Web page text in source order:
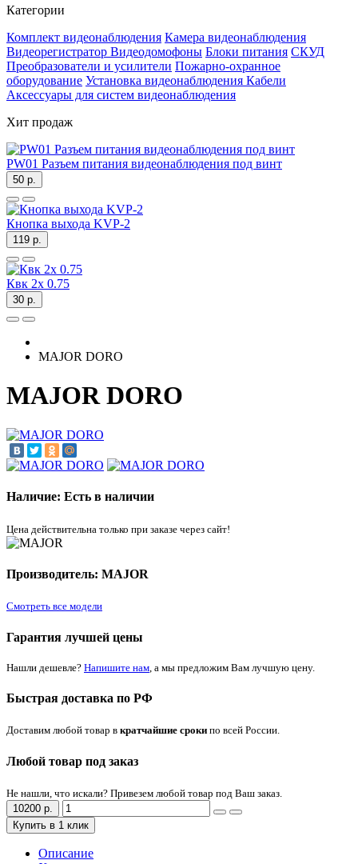
Категории
Комплект видеонаблюдения Камера видеонаблюдения
Видеорегистратор Видеодомофоны Блоки питания СКУД
Преобразователи и усилители Пожарно-охранное
оборудование Установка видеонаблюдения Кабели
Аксессуары для систем видеонаблюдения
Хит продаж
PW01 Разъем питания видеонаблюдения под винт
50 р.
Кнопка выхода KVP-2
119 р.
Квк 2х 0.75
30 р.
MAJOR DORO
MAJOR DORO
Наличие: Есть в наличии
Цена действительна только при заказе через сайт!
Производитель: MAJOR
Смотреть все модели
Гарантия лучшей цены
Нашли дешевле? Напишите нам , а мы предложим Вам лучшую цену.
Быстрая доставка по РФ
Доставим любой товар в кратчайшие сроки по всей России.
Любой товар под заказ
Не нашли, что искали? Привезем любой товар под Ваш заказ.
10200 р.
Купить в 1 клик
Описание